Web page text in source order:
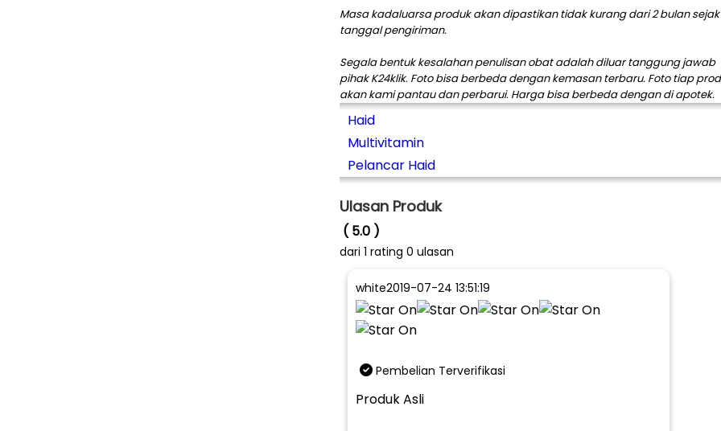
Masa kadaluarsa produk akan dipastikan tidak kurang dari 2 bulan sejak
tanggal pengiriman.
Segala bentuk kesalahan penulisan obat adalah diluar tanggung jawab
pihak K24klik. Foto bisa berbeda dengan kemasan terbaru. Foto tiap
akan kami pantau dan perbarui. Harga bisa berbeda dengan di apotek.
Haid
Multivitamin
Pelancar Haid
Ulasan Produk
( 5.0 )
dari 1 rating 0 ulasan
white2019-07-24 13:51:19
Pembelian Terverifikasi
Produk Asli